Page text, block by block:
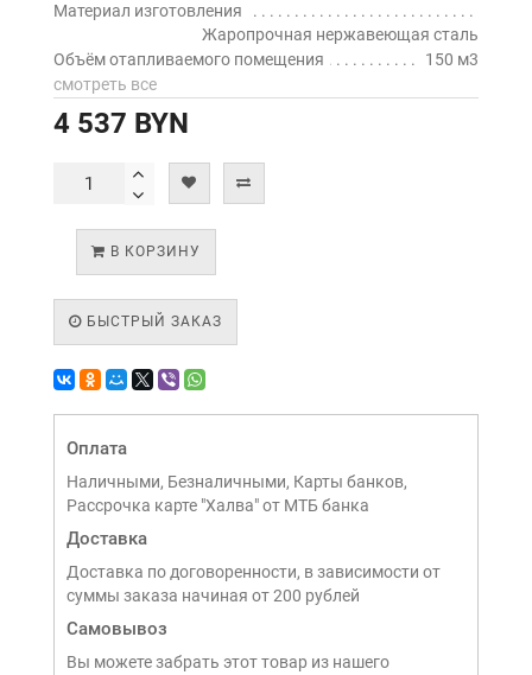
Материал изготовления
Жаропрочная нержавеющая сталь
Объём отапливаемого помещения
150 м3
смотреть все
4 537 BYN
В КОРЗИНУ
БЫСТРЫЙ ЗАКАЗ
Оплата
Наличными, Безналичными, Карты банков,
Рассрочка карте "Халва" от МТБ банка
Доставка
Доставка по договоренности, в зависимости от
суммы заказа начиная от 200 рублей
Самовывоз
Вы можете забрать этот товар из нашего